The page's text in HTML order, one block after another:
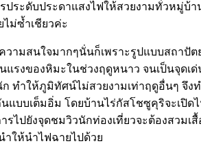
ประดับประดาแสงไฟให้สวยงามทั่วหมู่
ม่ซ้ำเชียวค่ะ
ามสนใจมากๆนั่นก็เพราะรูปแบบสถาปั
รงของหิมะในช่วงฤดูหนาว จนเป็นจุด
ทำให้ภูมิทัศน์ไม่สวยงามเท่าฤดูอื่นๆ จึ
บเต็มอิ่ม โดยบ้านไร่กัสโชซูคุริจะเปิดไ
ารไปยังจุดชมวิวนักท่องเที่ยวจะต้องสว
ำให้นำไฟฉายไปด้วย